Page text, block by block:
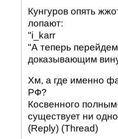
Кунгуров опять
лопают:
"i_karr
"А теперь
доказывающим
Хм, а где именно
РФ?
Косвенного
существует ни
(Reply) (Thread)